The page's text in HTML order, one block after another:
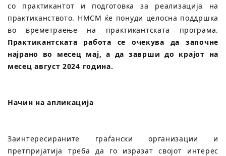
со практикантот и подготовка за реализација на
практиканството. НМСМ ќе понуди целосна поддршка
во времетраење на практикантската програма.
Практикантската работа се очекува да започне
најрано во месец мај, a да заврши до крајот на
месец август 2024 година.
Начин на апликација
Заинтересираните граѓански организации и
претпријатија треба да го изразат својот интерес